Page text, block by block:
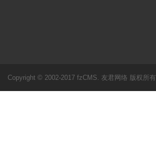
Copyright © 2002-2017 fzCMS. 友君网络 版权所有